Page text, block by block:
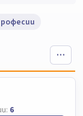
6